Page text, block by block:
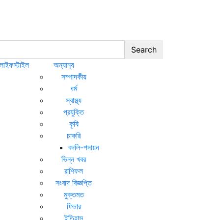
Search
অন্যান্য
সম্পাদকীয়
ধর্ম
স্বাস্থ্য
প্রযুক্তি
কৃষি
চাকরি
বদলি-পদায়ন
ভিন্ন খবর
রাশিফল
সংবাদ বিজ্ঞপ্তি
মুক্তমত
ফিচার
ইতিহাস